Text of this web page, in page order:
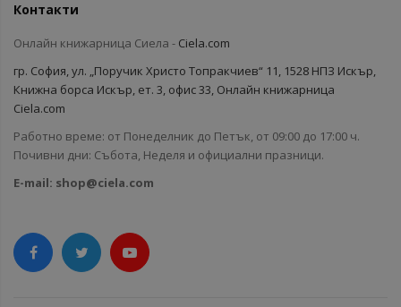
Контакти
Онлайн книжарница Сиела - Ciela.com
гр. София, ул. „Поручик Христо Топракчиев“ 11, 1528 НПЗ Искър,
Книжна борса Искър, ет. 3, офис 33, Онлайн книжарница
Ciela.com
Работно време: от Понеделник до Петък, от 09:00 до 17:00 ч.
Почивни дни: Събота, Неделя и официални празници.
E-mail: shop@ciela.com